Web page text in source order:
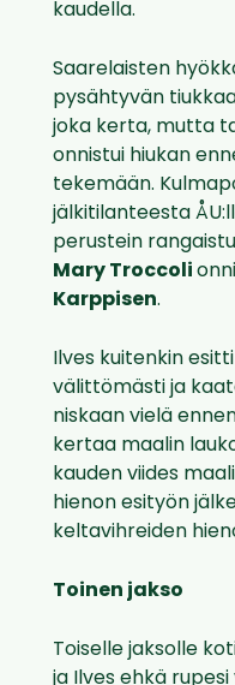
kaudella.
Saarelaisten
pysähtyvän
joka kerta, mutta
onnistui hiukan
tekemään.
jälkitilanteesta
perustein
Mary Troccoli
Karppisen.
Ilves kuitenkin
välittömästi ja
niskaan vielä
kertaa maalin
kauden viides
hienon esityön
keltavihreiden
Toinen jakso
Toiselle jaksolle
ja Ilves ehkä